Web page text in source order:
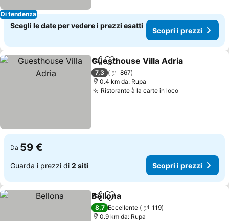
Di tendenza
Scegli le date per vedere i prezzi esatti
Scopri i prezzi
CondividiAggiungi ai preferiti
Guesthouse Villa Adria
7,3
867
0.4 km da: Rupa
Ristorante à la carte in loco
Da 59 €
Guarda i prezzi di 2 siti Scopri i prezzi
CondividiAggiungi ai preferiti
Bellona
8,7 Eccellente
119
0.9 km da: Rupa